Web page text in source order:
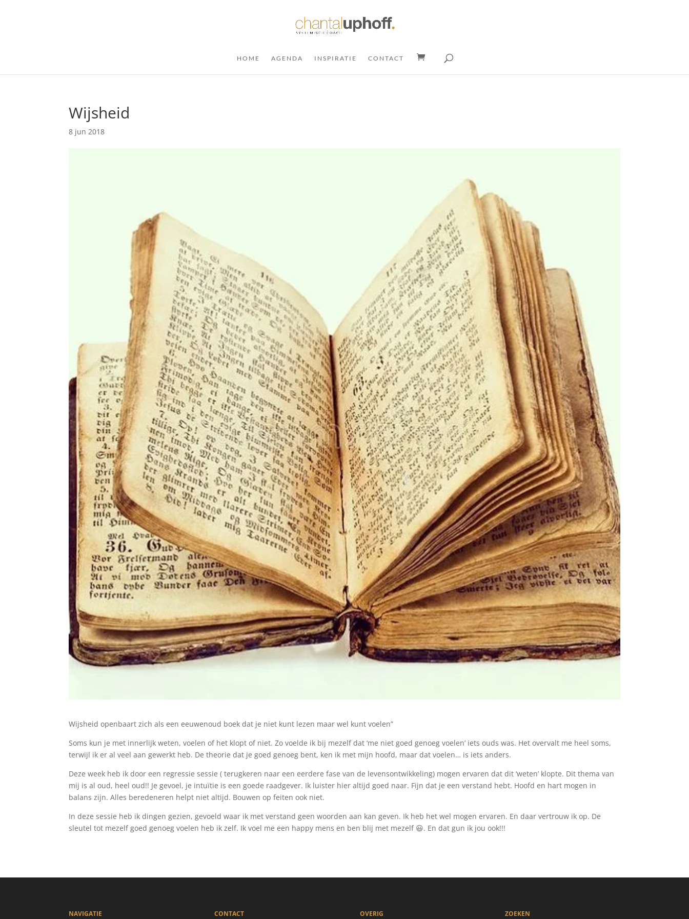
HOME AGENDA INSPIRATIE CONTACT
Wijsheid
8 jun 2018
Wijsheid openbaart zich als een eeuwenoud boek dat je niet kunt lezen maar wel kunt voelen”
Soms kun je met innerlijk weten, voelen of het klopt of niet. Zo voelde ik bij mezelf dat ‘me niet goed genoeg voelen’ iets ouds was. Het overvalt me heel soms,
terwijl ik er al veel aan gewerkt heb. De theorie dat je goed genoeg bent, ken ik met mijn hoofd, maar dat voelen… is iets anders.
Deze week heb ik door een regressie sessie ( terugkeren naar een eerdere fase van de levensontwikkeling) mogen ervaren dat dit ‘weten’ klopte. Dit thema van
mij is al oud, heel oud!! Je gevoel, je intuïtie is een goede raadgever. Ik luister hier altijd goed naar. Fijn dat je een verstand hebt. Hoofd en hart mogen in
balans zijn. Alles beredeneren helpt niet altijd. Bouwen op feiten ook niet.
In deze sessie heb ik dingen gezien, gevoeld waar ik met verstand geen woorden aan kan geven. Ik heb het wel mogen ervaren. En daar vertrouw ik op. De
sleutel tot mezelf goed genoeg voelen heb ik zelf. Ik voel me een happy mens en ben blij met mezelf 😃. En dat gun ik jou ook!!!
NAVIGATIE CONTACT OVERIG ZOEKEN